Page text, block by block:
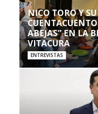
NICO TORO Y
ABEJAS” EN LA
VITACURA
ENTREVISTAS